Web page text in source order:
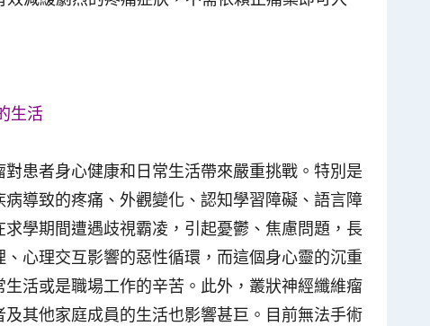
生活
患者身心健康和日常生活帶來嚴重挑戰。特別是
導致的疼痛、外觀變化、認知學習障礙、語言障
學期間遭遇歧視霸凌，引起憂鬱、焦慮問題，長
心理交互影響的惡性循環，而這個身心靈的沉重
活或是職場工作的辛苦。此外，叢狀神經纖維瘤
其他家庭成員的生活也影響甚巨。目前無法手術